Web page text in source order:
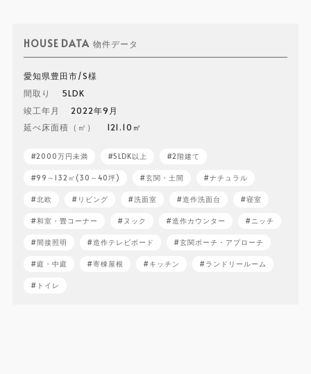
HOUSE DATA 物件データ
愛知県豊田市/S様
間取り
5LDK
竣工年月
2022年9月
延べ床面積（㎡）
121.10㎡
2000万円未満 5LDK以上 2階建て
99～132㎡(30～40坪) 玄関・土間 ナチュラル
北欧 リビング 洗面室 造作洗面台 寝室
和室・畳コーナー ヌック 造作カウンター ニッチ
間接照明 造作テレビボード 玄関ポーチ・アプローチ
庭・中庭 寄棟屋根 キッチン ランドリールーム
トイレ